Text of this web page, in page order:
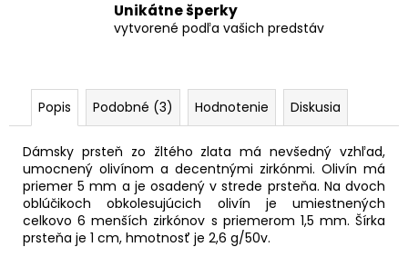
Unikátne šperky
vytvorené podľa vašich predstáv
Popis Podobné (3) Hodnotenie Diskusia
Dámsky prsteň zo žltého zlata má nevšedný vzhľad,
umocnený olivínom a decentnými zirkónmi. Olivín má
priemer 5 mm a je osadený v strede prsteňa. Na dvoch
oblúčikoch obkolesujúcich olivín je umiestnených
celkovo 6 menších zirkónov s priemerom 1,5 mm. Šírka
prsteňa je 1 cm, hmotnosť je 2,6 g/50v.